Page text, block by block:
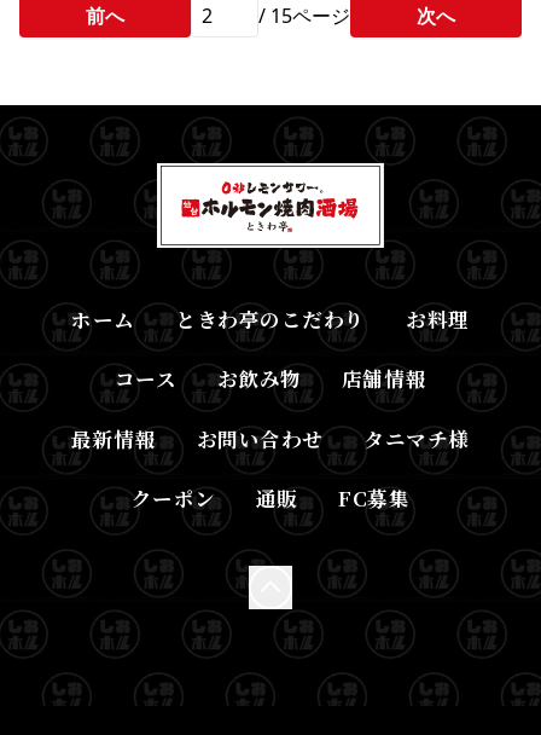
前へ / 15ページ 次へ
ホーム ときわ亭のこだわり お料理
コース お飲み物 店舗情報
最新情報 お問い合わせ タニマチ様
クーポン 通販 FC募集